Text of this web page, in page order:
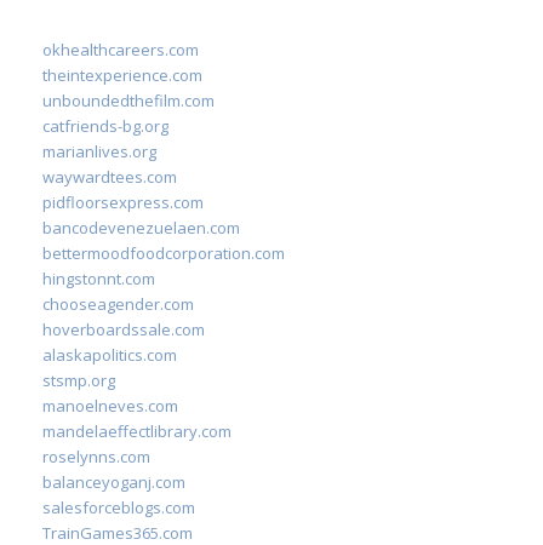
okhealthcareers.com
theintexperience.com
unboundedthefilm.com
catfriends-bg.org
marianlives.org
waywardtees.com
pidfloorsexpress.com
bancodevenezuelaen.com
bettermoodfoodcorporation.com
hingstonnt.com
chooseagender.com
hoverboardssale.com
alaskapolitics.com
stsmp.org
manoelneves.com
mandelaeffectlibrary.com
roselynns.com
balanceyoganj.com
salesforceblogs.com
TrainGames365.com